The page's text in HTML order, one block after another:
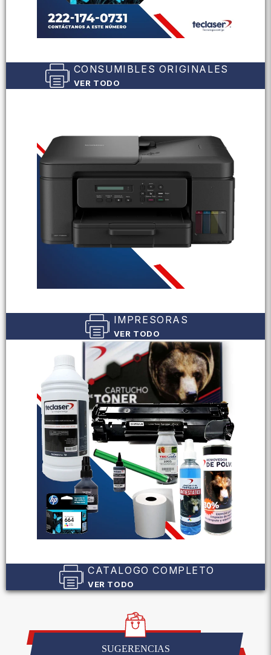
CONSUMIBLES ORIGINALES
VER TODO
IMPRESORAS
VER TODO
CATALOGO COMPLETO
VER TODO
SUGERENCIAS